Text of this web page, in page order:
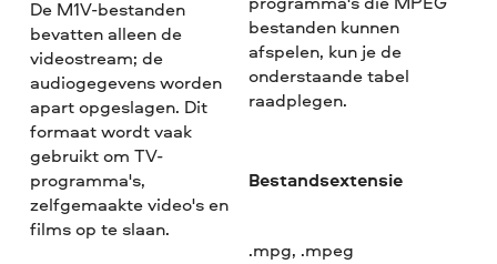
De M1V-bestanden
bevatten alleen de
videostream; de
audiogegevens worden
apart opgeslagen. Dit
formaat wordt vaak
gebruikt om TV-
programma's,
zelfgemaakte video's en
films op te slaan.
bestanden kunnen
afspelen, kun je de
onderstaande tabel
raadplegen.
Bestandsextensie
.mpg, .mpeg